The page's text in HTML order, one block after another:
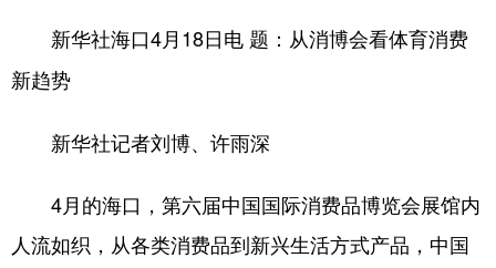
新华社海口4月18日电 题：从消博会看体育消费
新趋势
新华社记者刘博、许雨深
4月的海口，第六届中国国际消费品博览会展馆内
人流如织，从各类消费品到新兴生活方式产品，中国